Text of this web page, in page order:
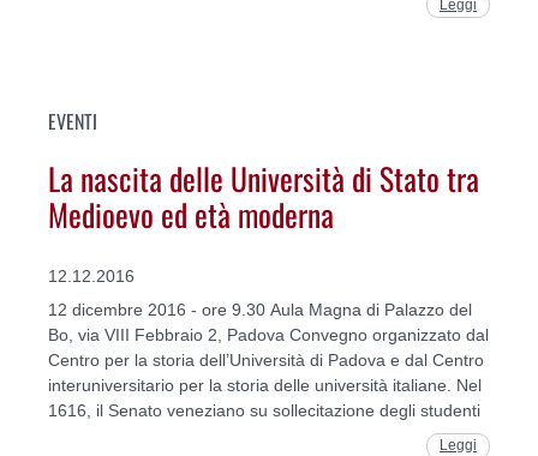
Leggi
EVENTI
La nascita delle Università di Stato tra
Medioevo ed età moderna
12.12.2016
12 dicembre 2016 - ore 9.30 Aula Magna di Palazzo del
Bo, via VIII Febbraio 2, Padova Convegno organizzato dal
Centro per la storia dell’Università di Padova e dal Centro
interuniversitario per la storia delle università italiane. Nel
1616, il Senato veneziano su sollecitazione degli studenti
Leggi